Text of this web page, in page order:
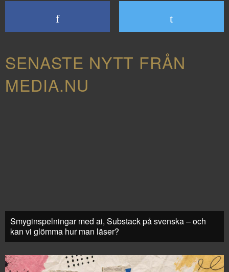
SENASTE NYTT FRÅN
MEDIA.NU
Smyginspelningar med ai, Substack på svenska – och
kan vi glömma hur man läser?